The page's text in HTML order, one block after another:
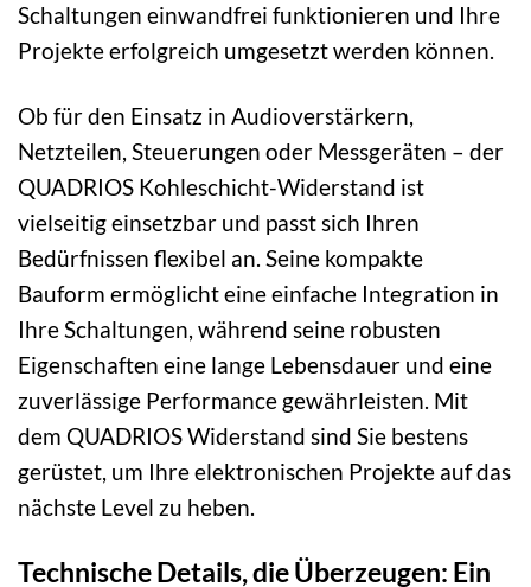
Schaltungen einwandfrei funktionieren und Ihre
Projekte erfolgreich umgesetzt werden können.
Ob für den Einsatz in Audioverstärkern,
Netzteilen, Steuerungen oder Messgeräten – der
QUADRIOS Kohleschicht-Widerstand ist
vielseitig einsetzbar und passt sich Ihren
Bedürfnissen flexibel an. Seine kompakte
Bauform ermöglicht eine einfache Integration in
Ihre Schaltungen, während seine robusten
Eigenschaften eine lange Lebensdauer und eine
zuverlässige Performance gewährleisten. Mit
dem QUADRIOS Widerstand sind Sie bestens
gerüstet, um Ihre elektronischen Projekte auf das
nächste Level zu heben.
Technische Details, die Überzeugen: Ein